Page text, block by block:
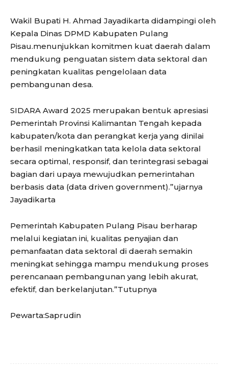
Wakil Bupati H. Ahmad Jayadikarta didampingi oleh
Kepala Dinas DPMD Kabupaten Pulang
Pisau.menunjukkan komitmen kuat daerah dalam
mendukung penguatan sistem data sektoral dan
peningkatan kualitas pengelolaan data
pembangunan desa.
SIDARA Award 2025 merupakan bentuk apresiasi
Pemerintah Provinsi Kalimantan Tengah kepada
kabupaten/kota dan perangkat kerja yang dinilai
berhasil meningkatkan tata kelola data sektoral
secara optimal, responsif, dan terintegrasi sebagai
bagian dari upaya mewujudkan pemerintahan
berbasis data (data driven government).”ujarnya
Jayadikarta
Pemerintah Kabupaten Pulang Pisau berharap
melalui kegiatan ini, kualitas penyajian dan
pemanfaatan data sektoral di daerah semakin
meningkat sehingga mampu mendukung proses
perencanaan pembangunan yang lebih akurat,
efektif, dan berkelanjutan.”Tutupnya
Pewarta:Saprudin